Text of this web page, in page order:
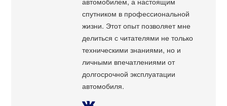
спутником в профессиональной
жизни. Этот опыт позволяет мне
делиться с читателями не только
техническими знаниями, но и
личными впечатлениями от
долгосрочной эксплуатации
автомобиля.